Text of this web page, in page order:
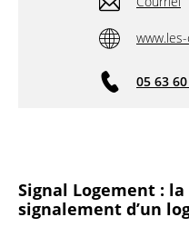
05 63
Signal Logement :
signalement d’un